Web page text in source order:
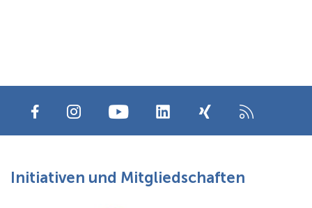
Initiativen und Mitgliedschaften